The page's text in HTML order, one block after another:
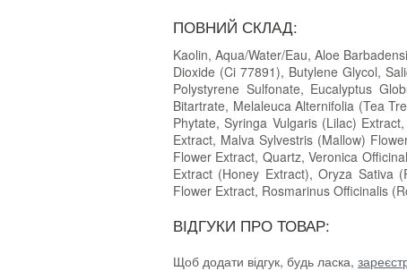
ПОВНИЙ СКЛАД:
Kaolin, Aqua/Water/Eau, Aloe
Dioxide (Ci 77891), Butylene Glycol,
Polystyrene Sulfonate, Eucalyptus
Bitartrate, Melaleuca Alternifolia (Tea
Phytate, Syringa Vulgaris (Lilac)
Extract, Malva Sylvestris (Mallow)
Flower Extract, Quartz, Veronica
Extract (Honey Extract), Oryza Sativa
Flower Extract, Rosmarinus Officinalis
ВІДГУКИ ПРО ТОВАР:
Щоб додати відгук, будь ласка,